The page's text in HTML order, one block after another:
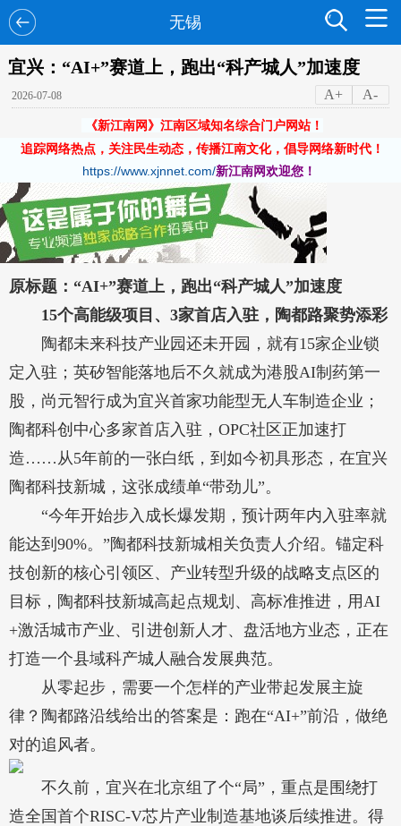
无锡
宜兴：“AI+”赛道上，跑出“科产城人”加速度
2026-07-08 A+ A-
《新江南网》江南区域知名综合门户网站！
追踪网络热点，关注民生动态，传播江南文化，倡导网络新时代！
https://www.xjnnet.com/新江南网欢迎您！
原标题：“AI+”赛道上，跑出“科产城人”加速度
15个高能级项目、3家首店入驻，陶都路聚势添彩
陶都未来科技产业园还未开园，就有15家企业锁
定入驻；英矽智能落地后不久就成为港股AI制药第一
股，尚元智行成为宜兴首家功能型无人车制造企业；
陶都科创中心多家首店入驻，OPC社区正加速打
造……从5年前的一张白纸，到如今初具形态，在宜兴
陶都科技新城，这张成绩单“带劲儿”。
“今年开始步入成长爆发期，预计两年内入驻率就
能达到90%。”陶都科技新城相关负责人介绍。锚定科
技创新的核心引领区、产业转型升级的战略支点区的
目标，陶都科技新城高起点规划、高标准推进，用AI
+激活城市产业、引进创新人才、盘活地方业态，正在
打造一个县域科产城人融合发展典范。
从零起步，需要一个怎样的产业带起发展主旋
律？陶都路沿线给出的答案是：跑在“AI+”前沿，做绝
对的追风者。
不久前，宜兴在北京组了个“局”，重点是围绕打
造全国首个RISC-V芯片产业制造基地谈后续推进。得